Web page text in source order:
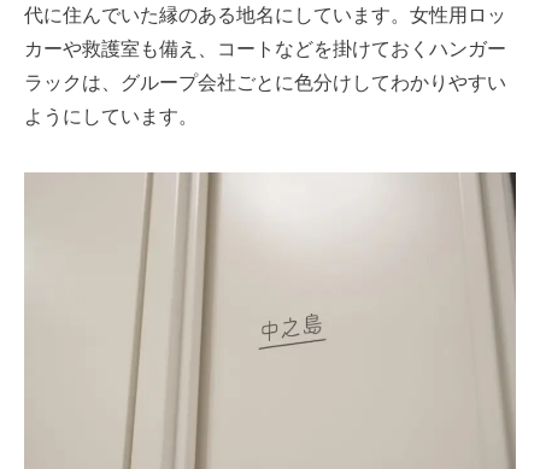
代に住んでいた縁のある地名にしています。女性用ロッ
カーや救護室も備え、コートなどを掛けておくハンガー
ラックは、グループ会社ごとに色分けしてわかりやすい
ようにしています。